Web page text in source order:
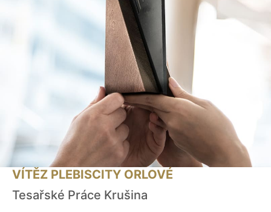
VÍTĚZ PLEBISCITY ORLOVÉ
Tesařské Práce Krušina